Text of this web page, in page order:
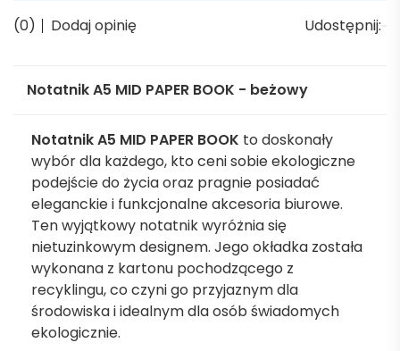
(0) Dodaj opinię Udostępnij:
Notatnik A5 MID PAPER BOOK - beżowy
Notatnik A5 MID PAPER BOOK to doskonały
wybór dla każdego, kto ceni sobie ekologiczne
podejście do życia oraz pragnie posiadać
eleganckie i funkcjonalne akcesoria biurowe.
Ten wyjątkowy notatnik wyróżnia się
nietuzinkowym designem. Jego okładka została
wykonana z kartonu pochodzącego z
recyklingu, co czyni go przyjaznym dla
środowiska i idealnym dla osób świadomych
ekologicznie.